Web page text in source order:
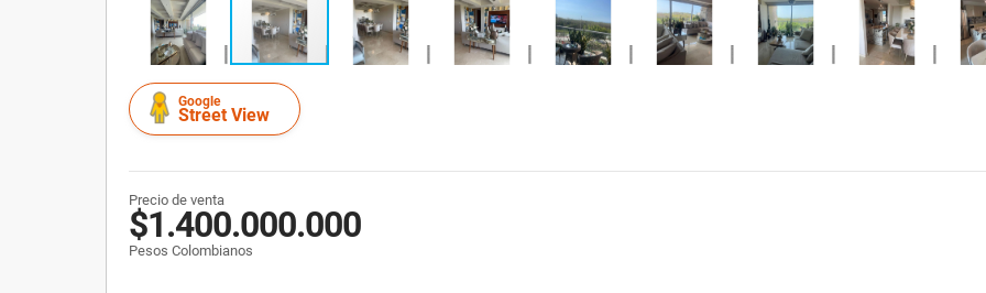
Google
Street View
Precio de venta
$1.400.000.000
Pesos Colombianos